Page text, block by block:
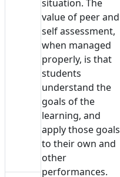
situation. The
value of peer and
self assessment,
when managed
properly, is that
students
understand the
goals of the
learning, and
apply those goals
to their own and
other
performances.